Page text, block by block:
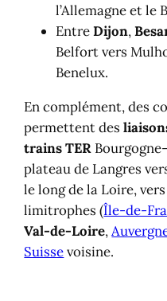
l’Allemagne et le
EntreDijon,
Belfort vers
Benelux.
En complément, des
permettent des
trains TER
plateau de Langres
le long de la Loire,
limitrophes (Île-de-
Val-de-Loire,
Suissevoisine.